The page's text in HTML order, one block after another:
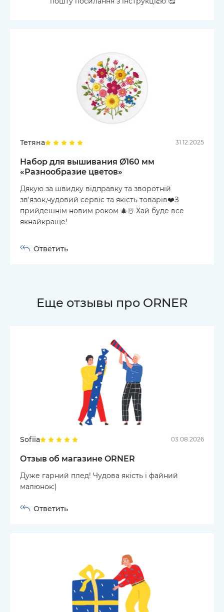
Тетяна 31.12.2025
Набор для вышивания Ø160 мм
«Разнообразие цветов»
Дякую за швидку відправку та зворотній
зв'язок,чудовий сервіс та якість товарів❤️З
прийдешнім новим роком 🎄☃️ Хай буде все
якнайкраще!
Ответить
Еще отзывы про ORNER
Sofiia 03.08.2026
Отзыв об магазине ORNER
Дуже гарний плед! Чудова якість і файний
малюнок:)
Ответить